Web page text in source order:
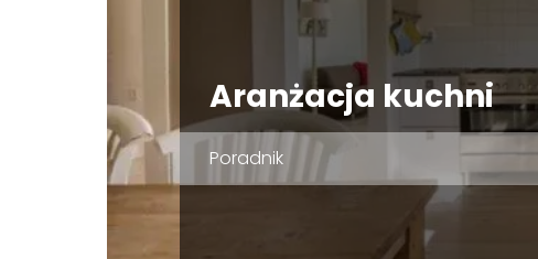
Aranżacja kuchni
Poradnik